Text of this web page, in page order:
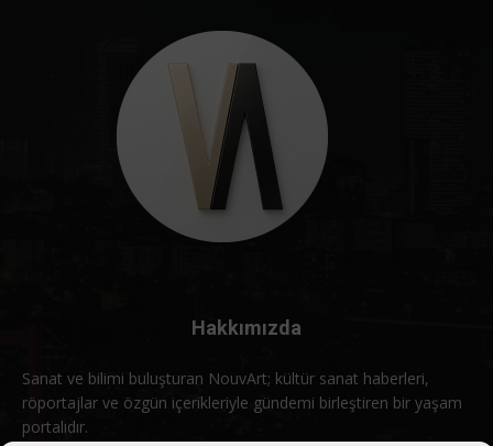
Hakkımızda
Sanat ve bilimi buluşturan NouvArt; kültür sanat haberleri,
röportajlar ve özgün içerikleriyle gündemi birleştiren bir yaşam
portalıdır.